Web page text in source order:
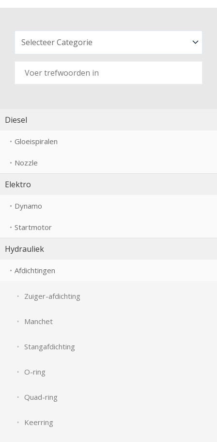
Diesel
Gloeispiralen
Nozzle
Elektro
Dynamo
Startmotor
Hydrauliek
Afdichtingen
Zuiger-afdichting
Manchet
Stangafdichting
O-ring
Quad-ring
Keerring